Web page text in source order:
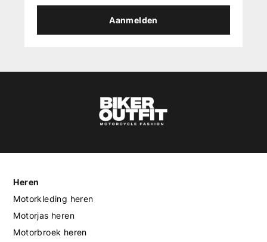
Aanmelden
Heren
Motorkleding heren
Motorjas heren
Motorbroek heren